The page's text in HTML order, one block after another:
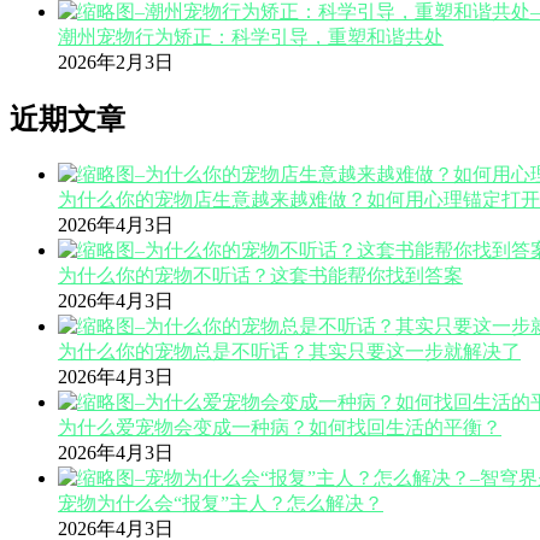
潮州宠物行为矫正：科学引导，重塑和谐共处
2026年2月3日
近期文章
为什么你的宠物店生意越来越难做？如何用心理锚定打
2026年4月3日
为什么你的宠物不听话？这套书能帮你找到答案
2026年4月3日
为什么你的宠物总是不听话？其实只要这一步就解决了
2026年4月3日
为什么爱宠物会变成一种病？如何找回生活的平衡？
2026年4月3日
宠物为什么会“报复”主人？怎么解决？
2026年4月3日